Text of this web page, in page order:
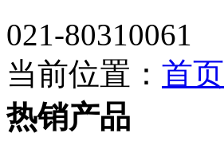
021-80310061
当前位置： 首页
热销产品